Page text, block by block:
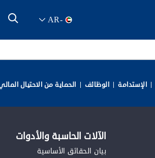
-
AR
الإستدامة الوظائف الحماية من الاحتيال
الآلات الحاسبة والأدوات
بيان الحقائق الأساسية